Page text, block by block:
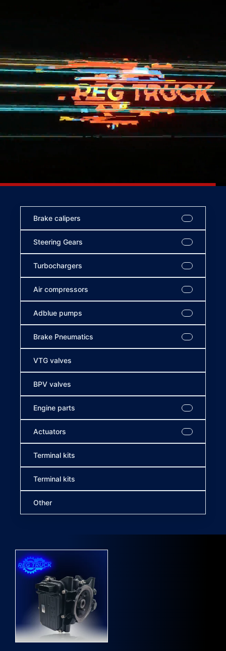
Brake calipers
Steering Gears
Turbochargers
Air compressors
Adblue pumps
Brake Pneumatics
VTG valves
BPV valves
Engine parts
Actuators
Terminal kits
Terminal kits
Other